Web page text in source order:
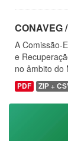
CONAVEG
A Comissão-
e
no âmbito do
PDF ZIP +